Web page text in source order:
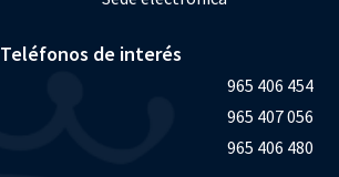
Teléfonos de interés
965 406 454
965 407 056
965 406 480